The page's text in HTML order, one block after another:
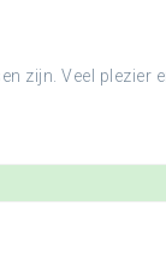
zijn. Veel plezier